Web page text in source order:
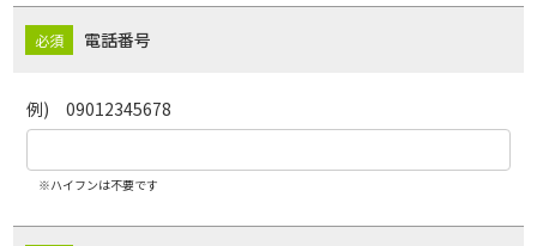
電話番号
例) 09012345678
※ハイフンは不要です